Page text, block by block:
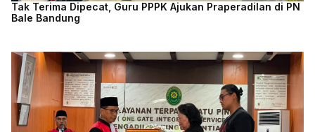
Tak Terima Dipecat, Guru PPPK Ajukan Praperadilan di PN
Bale Bandung